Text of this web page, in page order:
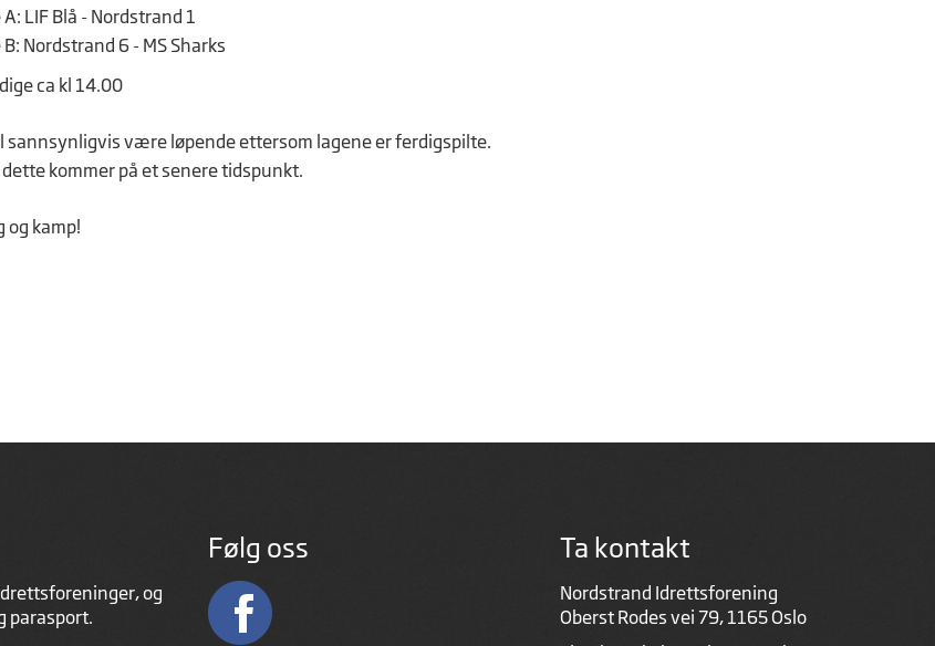
LIF Blå - Nordstrand 1
Nordstrand 6 - MS Sharks
ca kl 14.00
sannsynligvis være løpende ettersom lagene er ferdigspilte.
kommer på et senere tidspunkt.
og kamp!
og
parasport.
Følg oss Ta kontakt
Nordstrand Idrettsforening
Oberst Rodes vei 79, 1165 Oslo